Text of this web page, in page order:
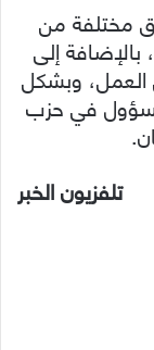
مختلفة من
بالإضافة إلى
العمل، وبشكل
في حزب
تلفزيون الخبر